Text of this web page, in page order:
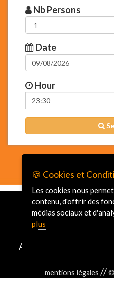
Nb Persons
Date
Hour
Altitude Travel - Taxi
mentions légales //©
🍪 Cookies et
Les cookies nous
contenu, d'offrir des
médias sociaux et
plus